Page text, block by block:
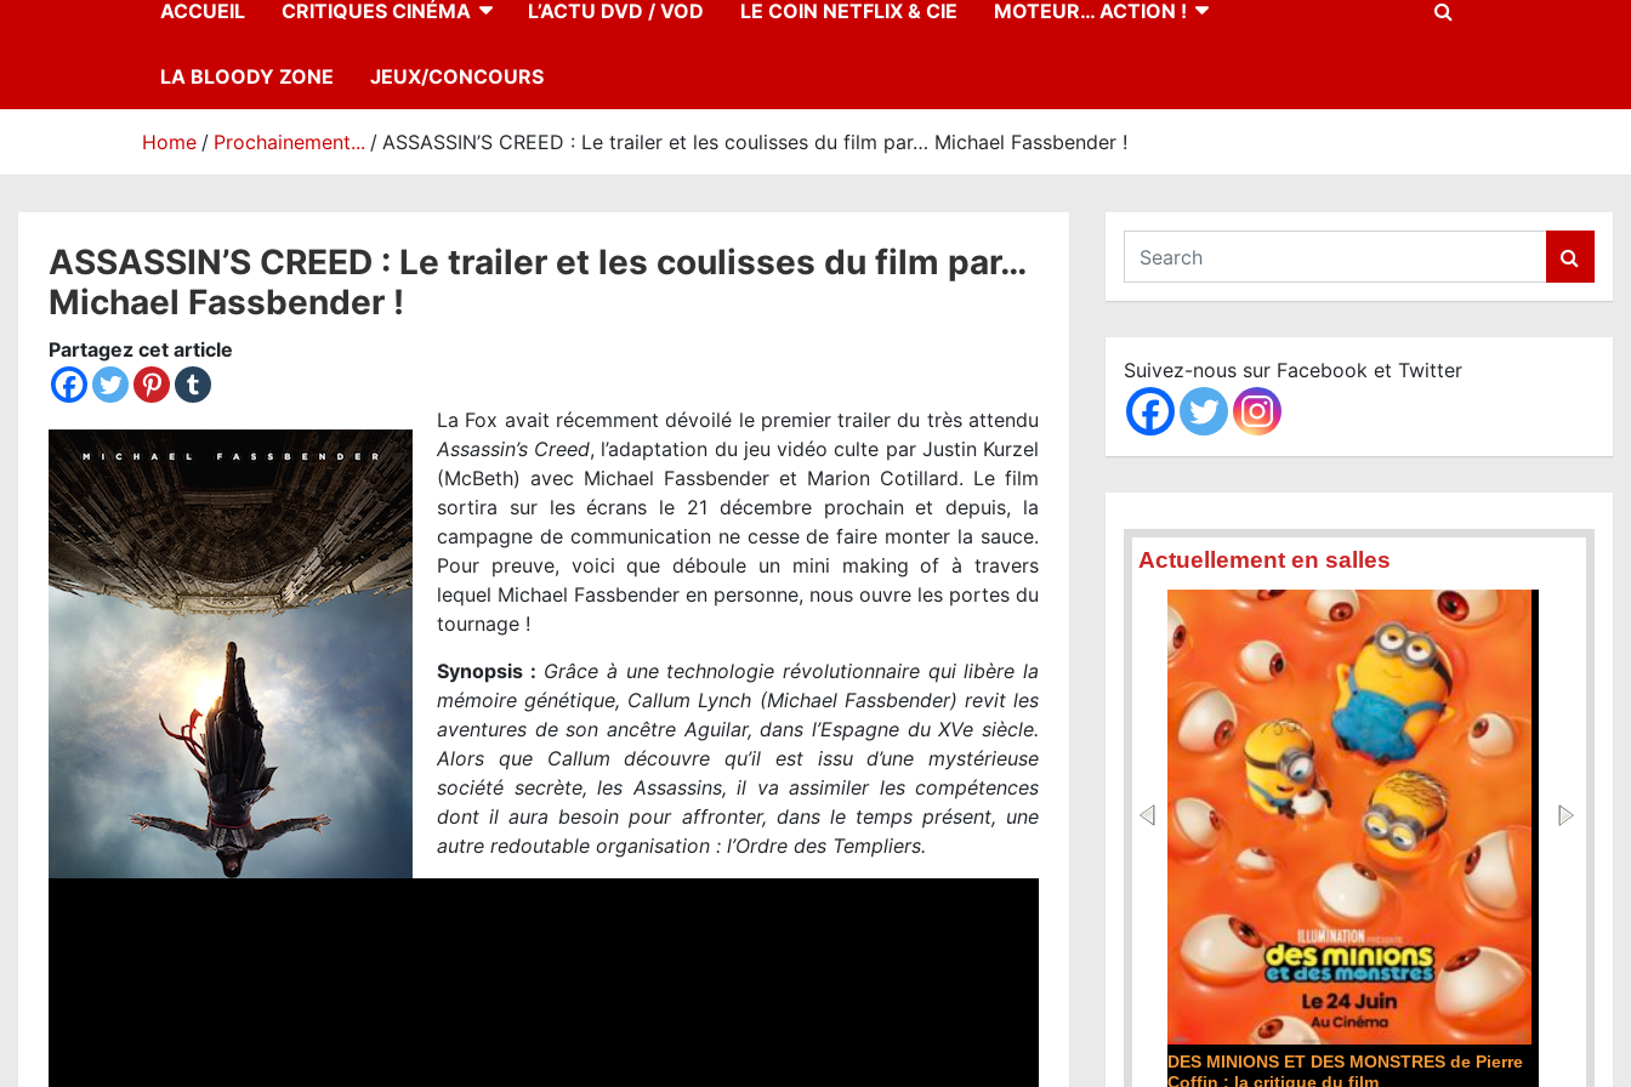
ACCUEIL CRITIQUES CINÉMA L’ACTU DVD / VOD LE COIN NETFLIX & CIE MOTEUR… ACTION !
LA BLOODY ZONE JEUX/CONCOURS
Home Prochainement... ASSASSIN’S CREED : Le trailer et les coulisses du film par… Michael Fassbender !
ASSASSIN’S CREED : Le trailer et les coulisses du film par…
Michael Fassbender !
Partagez cet article
La Fox avait récemment dévoilé le premier trailer du très attendu
Assassin’s Creed, l’adaptation du jeu vidéo culte par Justin Kurzel
(McBeth) avec Michael Fassbender et Marion Cotillard. Le film
sortira sur les écrans le 21 décembre prochain et depuis, la
campagne de communication ne cesse de faire monter la sauce.
Pour preuve, voici que déboule un mini making of à travers
lequel Michael Fassbender en personne, nous ouvre les portes du
tournage !
Synopsis : Grâce à une technologie révolutionnaire qui libère la
mémoire génétique, Callum Lynch (Michael Fassbender) revit les
aventures de son ancêtre Aguilar, dans l’Espagne du XVe siècle.
Alors que Callum découvre qu’il est issu d’une mystérieuse
société secrète, les Assassins, il va assimiler les compétences
dont il aura besoin pour affronter, dans le temps présent, une
autre redoutable organisation : l’Ordre des Templiers.
a
c
h
Suivez-nous sur Facebook et Twitter
Actuellement en salles
DES MINIONS ET DES MONSTRES de Pierre
L'ODYSSÉE de Christopher Nolan : la
critique du film